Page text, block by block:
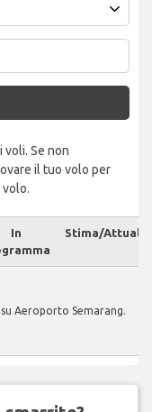
Se non
il tuo volo per
volo.
In
Stima/Attuale
Aeroporto Semarang.